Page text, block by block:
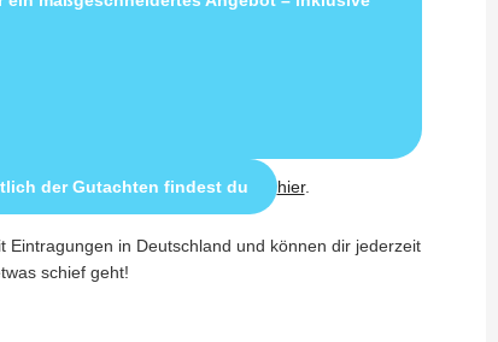
der Gutachten findest du hier.
Eintragungen in Deutschland und können dir jederzeit
schief geht!